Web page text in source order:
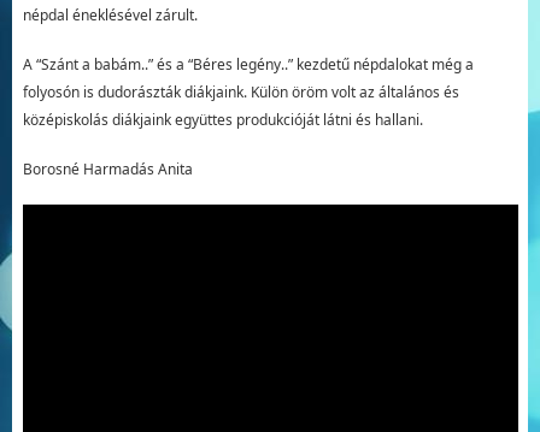
népdal éneklésével zárult.
A “Szánt a babám..” és a “Béres legény..” kezdetű népdalokat még a
folyosón is dudorászták diákjaink. Külön öröm volt az általános és
középiskolás diákjaink együttes produkcióját látni és hallani.
Borosné Harmadás Anita